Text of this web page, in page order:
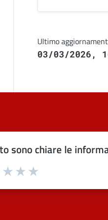
Ultimo
03/03/2026,
sono chiare le
Valuta 4 stelle su 5
Valuta 3 stelle su 5
Valuta 2 stelle su 5
1 stelle su 5